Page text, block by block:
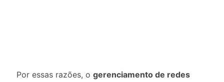
Por essas razões, o gerenciamento de redes